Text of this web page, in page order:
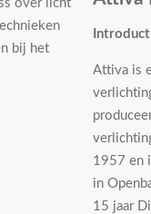
over licht
bij het
Attiva is
1957 en
in
15 jaar